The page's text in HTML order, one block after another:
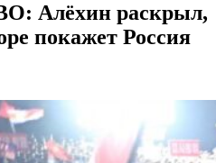
Алёхин раскрыл,
покажет Россия